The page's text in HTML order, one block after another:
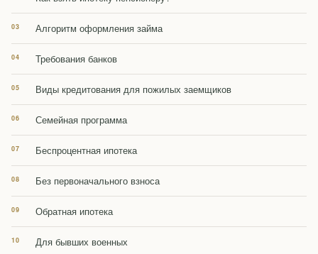
Алгоритм оформления займа
Требования банков
Виды кредитования для пожилых заемщиков
Семейная программа
Беспроцентная ипотека
Без первоначального взноса
Обратная ипотека
Для бывших военных